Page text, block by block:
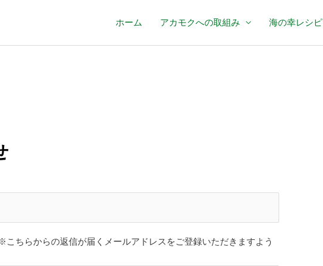
ホーム アカモクへの取組み 海の幸レシピ
ちらからの返信が届くメールアドレスをご登録いただきますよう